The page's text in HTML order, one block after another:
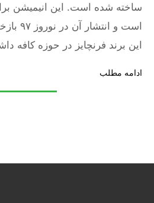
ساخته شده است. این انیمیشن
است و انتشار
این برند فرنچایز در حوزه کافه
ادامه مطلب